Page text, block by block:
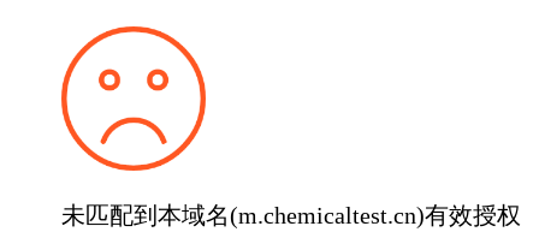
未匹配到本域名(m.chemicaltest.cn)有效授权